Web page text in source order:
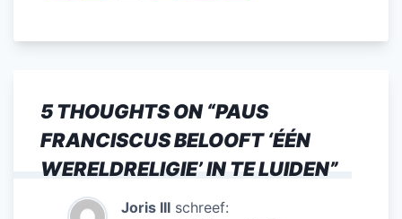
c
b
o
o
k
itt ai k
dI
n
at
A
p
p
e
5 THOUGHTS ON “PAUS
FRANCISCUS BELOOFT ‘ÉÉN
WERELDRELIGIE’ IN TE LUIDEN”
Joris III schreef: